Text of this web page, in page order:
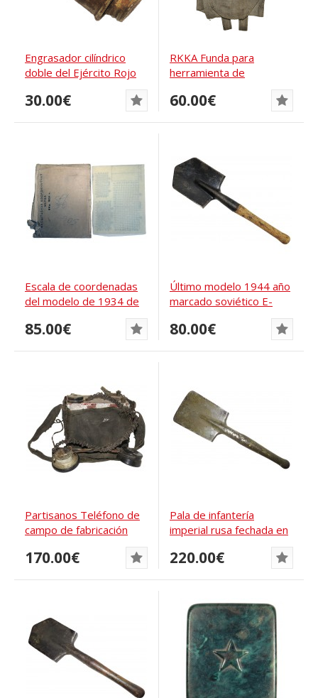
Engrasador cilíndrico
doble del Ejército Rojo
30.00€
RKKA Funda para
herramienta de
modelo...
60.00€
Escala de coordenadas
del modelo de 1934 de
85.00€
Último modelo 1944 año
marcado soviético E-
80.00€
Partisanos Teléfono de
campo de fabricación
170.00€
Pala de infantería
imperial rusa fechada en
220.00€